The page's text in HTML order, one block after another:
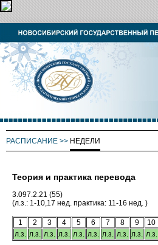
РАСПИСАНИЕ >> НЕДЕЛИ
Теория и практика перевода
3.097.2.21 (55)
(л.з.: 1-10,17 нед. практика: 11-16 нед. )
1 2 3 4 5 6 7 8 9 10
л.з. л.з. л.з. л.з. л.з. л.з. л.з. л.з. л.з. л.з.